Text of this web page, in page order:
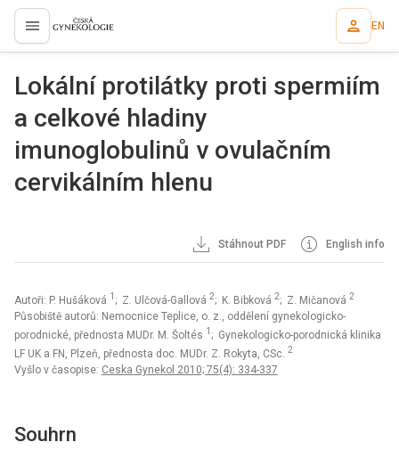
proLékaře.cz EN
Lokální protilátky proti spermiím
a celkové hladiny
imunoglobulinů v ovulačním
cervikálním hlenu
Stáhnout PDF English info
Autoři: P. Hušáková 1 ; Z. Ulčová-Gallová 2; K. Bibková 2; Z. Mičanová 2
Působiště autorů: Nemocnice Teplice, o. z., oddělení gynekologicko-
porodnické, přednosta MUDr. M. Šoltés 1 ; Gynekologicko-porodnická klinika
LF UK a FN, Plzeň, přednosta doc. MUDr. Z. Rokyta, CSc. 2
Vyšlo v časopise: Ceska Gynekol 2010; 75(4): 334-337
Souhrn